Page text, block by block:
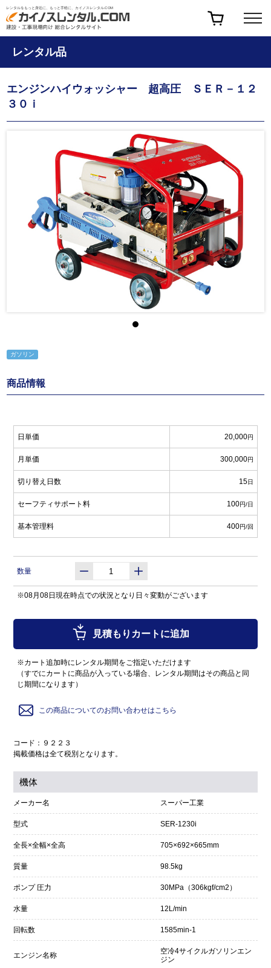
レンタルをもっと身近に、もっと手軽に、カイノスレンタル.COM
レンタル品
エンジンハイウォッシャー 超高圧 ＳＥＲ－１２
３０ｉ
ガソリン
商品情報
日単価 20,000円
月単価 300,000円
切り替え日数 15日
セーフティサポート料 100円/日
基本管理料 400円/回
数量
※08月08日現在時点での状況となり日々変動がございます
見積もりカートに追加
※カート追加時にレンタル期間をご指定いただけます
（すでにカートに商品が入っている場合、レンタル期間はその商品と同
じ期間になります）
この商品についてのお問い合わせはこちら
コード：９２２３
掲載価格は全て税別となります。
機体
メーカー名 スーパー工業
型式 SER-1230i
全長×全幅×全高 705×692×665mm
質量 98.5kg
ポンプ 圧力 30MPa（306kgf/cm2）
水量 12L/min
回転数 1585min-1
エンジン名称
空冷4サイクルガソリンエン
ジン